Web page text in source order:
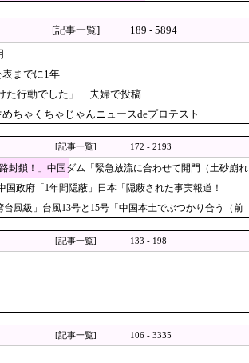
」
ちろん中国の核も非難する？」→
に
ック予選の記録削除を要求する
韓国“最悪の人権侵害”のおぞましすぎる実
が鍵」
旅行先が日本ほど安全ではなか
に完全排除されてしまう ………
処理…ロシア当局が捜査！
の効果高い」
[記事一覧]
189 - 5894
までに1年
た行動でした」 夫婦で投稿
ちゃくちゃじゃんニュースdeプロテスト
[記事一覧] 172 - 2193
封鎖！」中国ダム「緊急放流に合わせて開門（土砂崩れ
政府「1年間隠蔽」日本「隠蔽された事実報道！
風級」台風13号と15号「中国本土でぶつかり合う（前
[記事一覧] 133 - 198
[記事一覧] 106 - 3335